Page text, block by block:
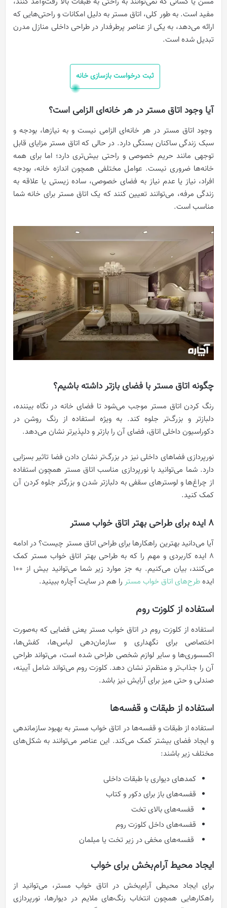
مفید است. به طور کلی، اتاق مستر به دلیل امکانات و راحتی‌هایی که
ارائه می‌دهد، به یکی از عناصر پرطرفدار در طراحی داخلی منازل مدرن
تبدیل شده است.
ثبت درخواست بازسازی خانه
آیا وجود اتاق مستر در هر خانه‌ای الزامی است؟
وجود اتاق مستر در هر خانه‌ای الزامی نیست و به نیازها، بودجه و
سبک زندگی ساکنان بستگی دارد. در حالی که اتاق مستر مزایای قابل
توجهی مانند حریم خصوصی و راحتی بیش‌تری دارد؛ اما برای همه
خانه‌ها ضروری نیست. عوامل مختلفی همچون اندازه خانه، بودجه
افراد، نیاز یا عدم نیاز به فضای خصوصی، ساده زیستی یا علاقه به
زندگی مرفه، می‌توانند تعیین کنند که یک اتاق مستر برای خانه شما
مناسب است.
چگونه اتاق مستر با فضای بازتر داشته باشیم؟
رنگ کردن اتاق مستر موجب می‌شود تا فضای خانه در نگاه بیننده،
دلبازتر و بزرگ‌تر جلوه کند. به ویژه استفاده‌ از رنگ روشن در
دکوراسیون داخلی اتاق، فضای آن را بازتر و دلپذیرتر نشان می‌دهد.
نورپردازی فضاهای داخلی نیز در بزرگ‌تر نشان دادن فضا تاثیر بسزایی
دارد. شما می‌توانید با نورپردازی مناسب اتاق مستر همچون استفاده
از چراغ‌ها و لوسترهای سقفی به دلبازتر شدن و بزرگتر جلوه کردن آن
کمک کنید.
۸ ایده برای طراحی بهتر اتاق خواب مستر
آیا می‌دانید بهترین راهکارها برای طراحی اتاق مستر چیست؟ در ادامه
۸ ایده کاربردی و مهم را که به طراحی بهتر اتاق خواب مستر کمک
می‌کنند، بیان می‌کنیم. به جز موارد زیر شما می‌توانید بیش از ۱۰۰
ایدهطرح‌های اتاق خواب مستر را هم در سایت آچاره ببینید.
استفاده از کلوزت روم
استفاده از کلوزت روم در اتاق خواب مستر یعنی فضایی که به‌صورت
اختصاصی برای نگهداری و سازمان‌دهی لباس‌ها، کفش‌ها،
اکسسوری‌ها و سایر لوازم شخصی طراحی شده است، می‌تواند طراحی
آن را جذاب‌تر و منظم‌تر نشان دهد. کلوزت روم می‌تواند شامل آیینه،
صندلی و حتی میز برای آرایش نیز باشد.
استفاده از طبقات و قفسه‌ها
استفاده از طبقات و قفسه‌ها در اتاق خواب مستر به بهبود سازماندهی
و ایجاد فضای بیشتر کمک می‌کند. این عناصر می‌توانند به شکل‌های
مختلف زیر باشند:
کمد‌های دیواری با طبقات داخلی
قفسه‌های باز برای دکور و کتاب
قفسه‌های بالای تخت
قفسه‌های داخل کلوزت روم
قفسه‌های مخفی در زیر تخت یا مبلمان
ایجاد محیط آرام‌بخش برای خواب
برای ایجاد محیطی آرام‌بخش در اتاق خواب مستر، می‌توانید از
راهکارهایی همچون انتخاب رنگ‌های ملایم در دیوارها، نورپردازی